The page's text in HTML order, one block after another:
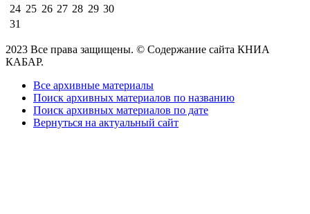
24 25 26 27 28 29 30
31
2023 Все права защищены. © Содержание сайта КНИА
КАБАР.
Все архивные материалы
Поиск архивных материалов по названию
Поиск архивных материалов по дате
Вернуться на актуальный сайт